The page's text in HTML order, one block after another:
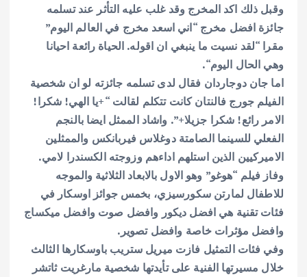
وقبل ذلك اكد المخرج وقد غلب عليه التأثر عند تسلمه
جائزة افضل مخرج “اني اسعد مخرج في العالم اليوم”
مقرا “لقد نسيت ما ينبغي ان اقوله. الحياة رائعة احيانا
وهي الحال اليوم“.
اما جان دوجاردان فقال لدى تسلمه جائزته لو ان شخصية
الفيلم جورج فالنتان كانت تتكلم لقالت “+يا الهي! شكرا!
الامر رائع! شكرا جزيلا+”. واشاد الممثل ايضا بالنجم
الفعلي للسينما الصامتة دوغلاس فيربانكس والممثلين
الاميركيين الذين استلهم اداءهم وزوجته الكسندرا لامي.
وفاز فيلم “هوغو” وهو الاول بالابعاد الثلاثية والموجه
للاطفال لمارتن سكورسيزي، بخمس جوائز اوسكار في
فئات تقنية هي افضل ديكور وافضل صوت وافضل ميكساج
وافضل مؤثرات خاصة وافضل تصوير .
وفي فئات التمثيل فازت ميريل ستريب باوسكارها الثالث
خلال مسيرتها الفنية على تأيدتها شخصية مارغريت ثاتشر